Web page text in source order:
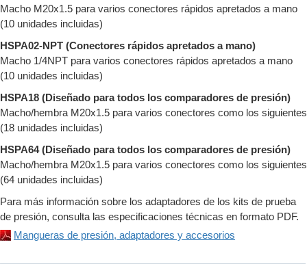
Macho M20x1.5 para varios conectores rápidos apretados a mano
(10 unidades incluidas)
HSPA02-NPT (Conectores rápidos apretados a mano)
Macho 1/4NPT para varios conectores rápidos apretados a mano
(10 unidades incluidas)
HSPA18 (Diseñado para todos los comparadores de presión)
Macho/hembra M20x1.5 para varios conectores como los siguientes
(18 unidades incluidas)
HSPA64 (Diseñado para todos los comparadores de presión)
Macho/hembra M20x1.5 para varios conectores como los siguientes
(64 unidades incluidas)
Para más información sobre los adaptadores de los kits de prueba
de presión, consulta las especificaciones técnicas en formato PDF.
Mangueras de presión, adaptadores y accesorios